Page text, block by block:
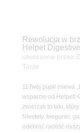
Rewolucja w
Helpet
utworzone przez
Taste
11Twój pupil miewa
wsparcie od Helpet!
zwierzak to taki,
Niestety, biegunki,
odebrać radość